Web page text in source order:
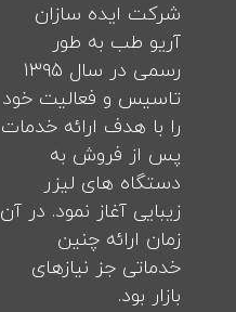
شرکت ایده سازان
آریو طب به طور
رسمی در سال ۱۳۹۵
تاسیس و فعالیت خود
را با هدف ارائه خدمات
پس از فروش به
دستگاه های لیزر
زیبایی آغاز نمود. در آن
زمان ارائه چنین
خدماتی جز نیازهای
بازار بود.